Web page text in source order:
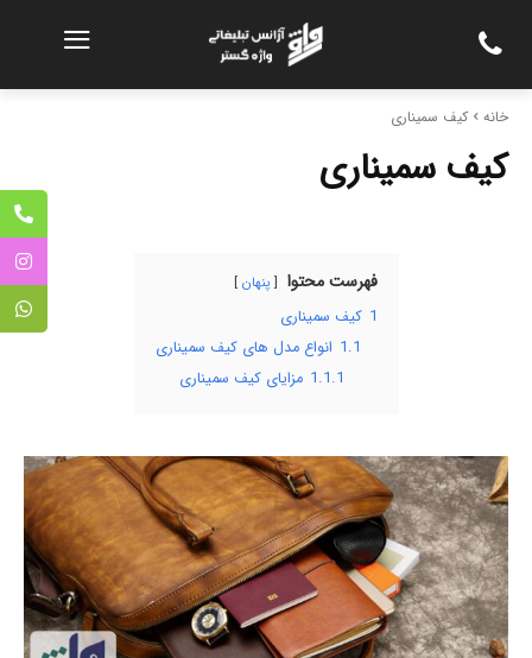
خانه کیف سمیناری
کیف سمیناری
فهرست محتوا پنهان
1 کیف سمیناری
1.1 انواع مدل های کیف سمیناری
1.1.1 مزایای کیف سمیناری